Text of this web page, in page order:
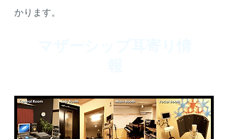
かります。